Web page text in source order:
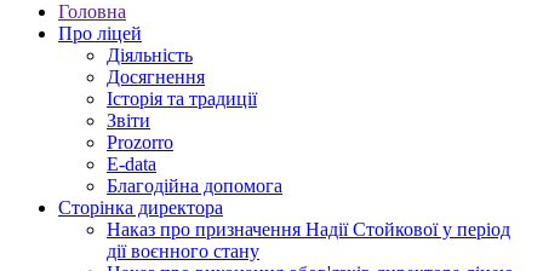
Головна
Про ліцей
Діяльність
Досягнення
Історія та традиції
Звіти
Prozorro
E-data
Благодійна допомога
Сторінка директора
Наказ про призначення Надії Стойкової у період
дії воєнного стану